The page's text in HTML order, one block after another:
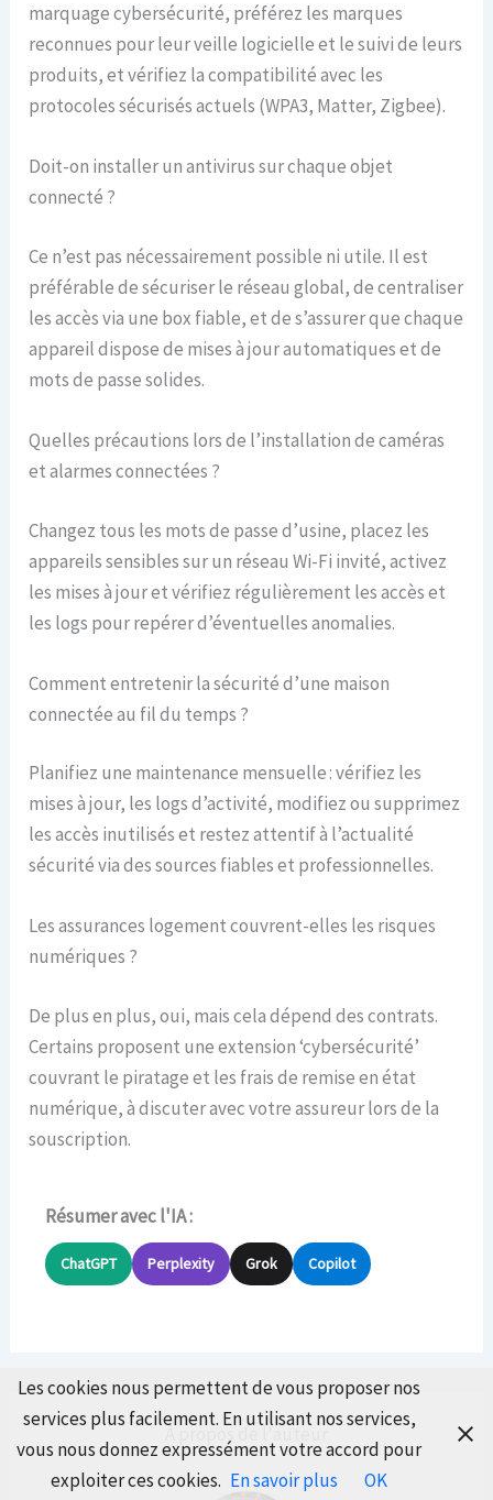
marquage cybersécurité, préférez les marques
reconnues pour leur veille logicielle et le suivi de leurs
produits, et vérifiez la compatibilité avec les
protocoles sécurisés actuels (WPA3, Matter, Zigbee).
Doit-on installer un antivirus sur chaque objet
connecté ?
Ce n’est pas nécessairement possible ni utile. Il est
préférable de sécuriser le réseau global, de centraliser
les accès via une box fiable, et de s’assurer que chaque
appareil dispose de mises à jour automatiques et de
mots de passe solides.
Quelles précautions lors de l’installation de caméras
et alarmes connectées ?
Changez tous les mots de passe d’usine, placez les
appareils sensibles sur un réseau Wi-Fi invité, activez
les mises à jour et vérifiez régulièrement les accès et
les logs pour repérer d’éventuelles anomalies.
Comment entretenir la sécurité d’une maison
connectée au fil du temps ?
Planifiez une maintenance mensuelle : vérifiez les
mises à jour, les logs d’activité, modifiez ou supprimez
les accès inutilisés et restez attentif à l’actualité
sécurité via des sources fiables et professionnelles.
Les assurances logement couvrent-elles les risques
numériques ?
De plus en plus, oui, mais cela dépend des contrats.
Certains proposent une extension ‘cybersécurité’
couvrant le piratage et les frais de remise en état
numérique, à discuter avec votre assureur lors de la
souscription.
Résumer avec l'IA :
ChatGPT Perplexity Grok Copilot
Les cookies nous permettent de vous proposer nos
services plus facilement. En utilisant nos services,
vous nous donnez expressément votre accord pour
exploiter ces cookies. En savoir plus OK